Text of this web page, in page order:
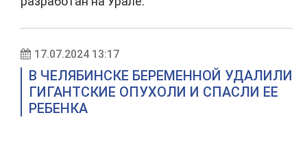
17.07.2024 13:17
В ЧЕЛЯБИНСКЕ БЕРЕМЕННОЙ УДАЛИЛИ
ГИГАНТСКИЕ ОПУХОЛИ И СПАСЛИ ЕЕ
РЕБЕНКА